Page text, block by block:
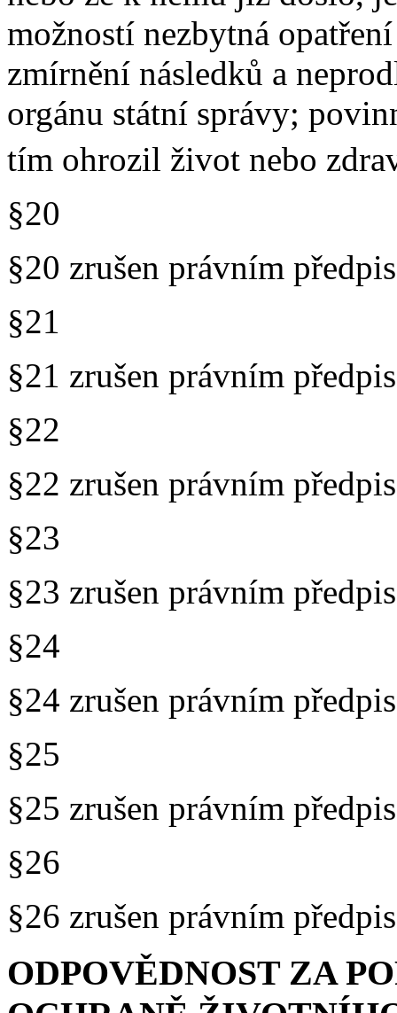
možností nezbytná
zmírnění následků a
orgánu státní správy;
tím ohrozil život nebo
§20
§20 zrušen právním
§21
§21 zrušen právním
§22
§22 zrušen právním
§23
§23 zrušen právním
§24
§24 zrušen právním
§25
§25 zrušen právním
§26
§26 zrušen právním
ODPOVĚDNOST ZA